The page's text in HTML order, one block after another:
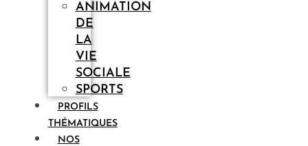
ANIMATION
DE
LA
VIE
SOCIALE
SPORTS
PROFILS
THÉMATIQUES
NOS